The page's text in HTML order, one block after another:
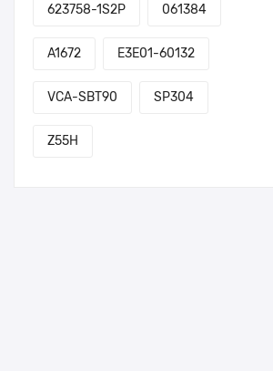
623758-1S2P 061384
A1672 E3E01-60132
VCA-SBT90 SP304
Z55H